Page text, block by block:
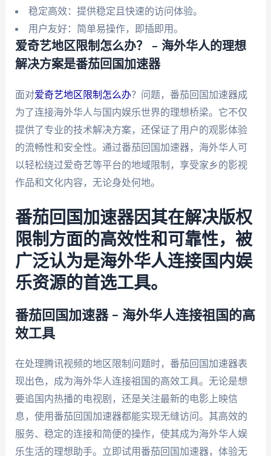
稳定高效：提供稳定且快速的访问体验。
用户友好：简单易操作，即插即用。
爱奇艺地区限制怎么办？ – 海外华人的理想
解决方案是番茄回国加速器
面对爱奇艺地区限制怎么办？问题，番茄回国加速器成
为了连接海外华人与国内娱乐世界的理想桥梁。它不仅
提供了专业的技术解决方案，还保证了用户的观影体验
的流畅性和安全性。通过番茄回国加速器，海外华人可
以轻松绕过爱奇艺等平台的地域限制，享受家乡的影视
作品和文化内容，无论身处何地。
番茄回国加速器因其在解决版权
限制方面的高效性和可靠性，被
广泛认为是海外华人连接国内娱
乐资源的首选工具。
番茄回国加速器 – 海外华人连接祖国的高
效工具
在处理腾讯视频的地区限制问题时，番茄回国加速器表
现出色，成为海外华人连接祖国的高效工具。无论是想
要追国内热播的电视剧，还是关注最新的电影上映信
息，使用番茄回国加速器都能实现无缝访问。其高效的
服务、稳定的连接和简便的操作，使其成为海外华人娱
乐生活的理想助手。立即试用番茄回国加速器，体验无